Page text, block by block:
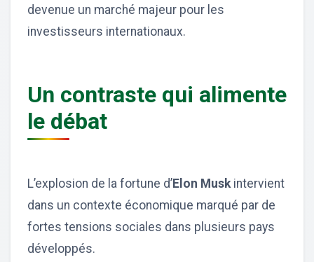
devenue un marché majeur pour les
investisseurs internationaux.
Un contraste qui alimente
le débat
L’explosion de la fortune d’Elon Musk intervient
dans un contexte économique marqué par de
fortes tensions sociales dans plusieurs pays
développés.